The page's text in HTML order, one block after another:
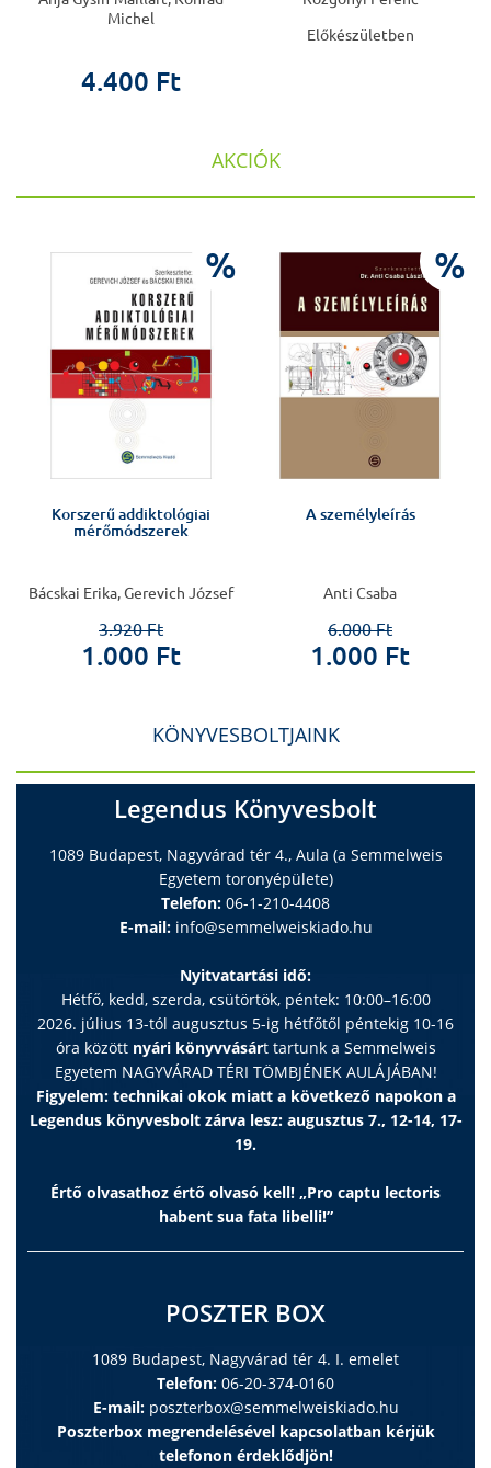
Michel
4.400 Ft
Előkészületben
AKCIÓK
%
Korszerű addiktológiai
mérőmódszerek
Bácskai Erika, Gerevich József
3.920 Ft
1.000 Ft
%
A személyleírás
Anti Csaba
6.000 Ft
1.000 Ft
KÖNYVESBOLTJAINK
Legendus Könyvesbolt
1089 Budapest, Nagyvárad tér 4., Aula (a Semmelweis
Egyetem toronyépülete)
Telefon: 06-1-210-4408
E-mail: info@semmelweiskiado.hu
Nyitvatartási idő:
Hétfő, kedd, szerda, csütörtök, péntek: 10:00–16:00
2026. július 13-tól augusztus 5-ig hétfőtől péntekig 10-16
óra között nyári könyvvásárt tartunk a Semmelweis
Egyetem NAGYVÁRAD TÉRI TÖMBJÉNEK AULÁJÁBAN!
Figyelem: technikai okok miatt a következő napokon a
Legendus könyvesbolt zárva lesz: augusztus 7., 12-14, 17-
19.
Értő olvasathoz értő olvasó kell! „Pro captu lectoris
habent sua fata libelli!”
POSZTER BOX
1089 Budapest, Nagyvárad tér 4. I. emelet
Telefon: 06-20-374-0160
E-mail: poszterbox@semmelweiskiado.hu
Poszterbox megrendelésével kapcsolatban kérjük
telefonon érdeklődjön!